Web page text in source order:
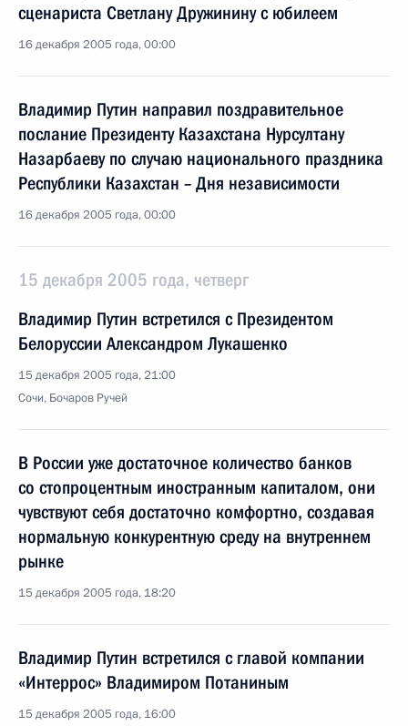
сценариста Светлану Дружинину с юбилеем
16 декабря 2005 года, 00:00
Владимир Путин направил поздравительное
послание Президенту Казахстана Нурсултану
Назарбаеву по случаю национального праздника
Республики Казахстан – Дня независимости
16 декабря 2005 года, 00:00
15 декабря 2005 года, четверг
Владимир Путин встретился с Президентом
Белоруссии Александром Лукашенко
15 декабря 2005 года, 21:00
Сочи, Бочаров Ручей
В России уже достаточное количество банков
со стопроцентным иностранным капиталом, они
чувствуют себя достаточно комфортно, создавая
нормальную конкурентную среду на внутреннем
рынке
15 декабря 2005 года, 18:20
Владимир Путин встретился с главой компании
«Интеррос» Владимиром Потаниным
15 декабря 2005 года, 16:00